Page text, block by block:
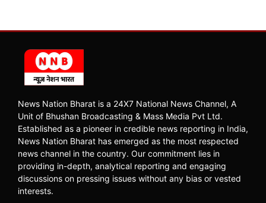
News Nation Bharat is a 24X7 National News Channel, A
Unit of Bhushan Broadcasting & Mass Media Pvt Ltd.
Established as a pioneer in credible news reporting in India,
News Nation Bharat has emerged as the most respected
news channel in the country. Our commitment lies in
providing in-depth, analytical reporting and engaging
discussions on pressing issues without any bias or vested
interests.